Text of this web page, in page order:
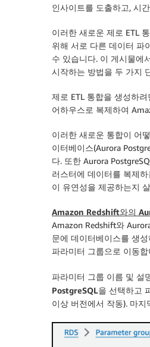
인사이트를 도출하고, 시
이러한 새로운 제로 ETL
위해 서로 다른 데이터 파
수 있습니다. 이 게시물에
시작하는 방법을 두 가지
제로 ETL 통합을 생성하
어하우스로 복제하여
이러한 새로운 통합이 어
이터베이스(Aurora
다. 또한 Aurora
러스터에 데이터를 복제
이 유연성을 제공하는지
Amazon Redshift와의
Amazon Redshift와
문에 데이터베이스를 생
파라미터 그룹으로 이동
파라미터 그룹 이름 및 설
PostgreSQL을 선택하고
이상 버전에서 작동). 마지